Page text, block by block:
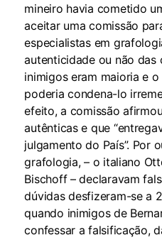
mineiro havia cometido
aceitar uma comissão
especialistas em
autenticidade ou não das
inimigos eram maioria e
poderia condena-lo
efeito, a comissão
autênticas e que
julgamento do País”. Por
grafologia, – o italiano
Bischoff – declaravam
dúvidas desfizeram-se a
quando inimigos de
confessar a falsificação,